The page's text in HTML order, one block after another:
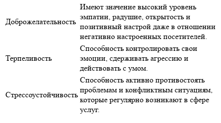
Доброжелательность
Имеют значение высокий уровень
эмпатии, радушие, открытость и
позитивный настрой даже в отношении
негативно настроенных посетителей.
Терпеливость
Способность контролировать свои
эмоции, сдерживать агрессию и
действовать с умом.
Стрессоустойчивость
Способность активно противостоять
проблемам и конфликтным ситуациям,
которые регулярно возникают в сфере
услуг.